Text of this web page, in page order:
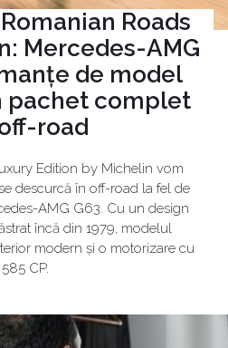
Roads
Mercedes-AMG
de model
pachet complet
road
Edition by Michelin vom
descurcă în off-road la fel de
AMG G63. Cu un design
încă din 1979, modelul
modern și o motorizare cu
585 CP.